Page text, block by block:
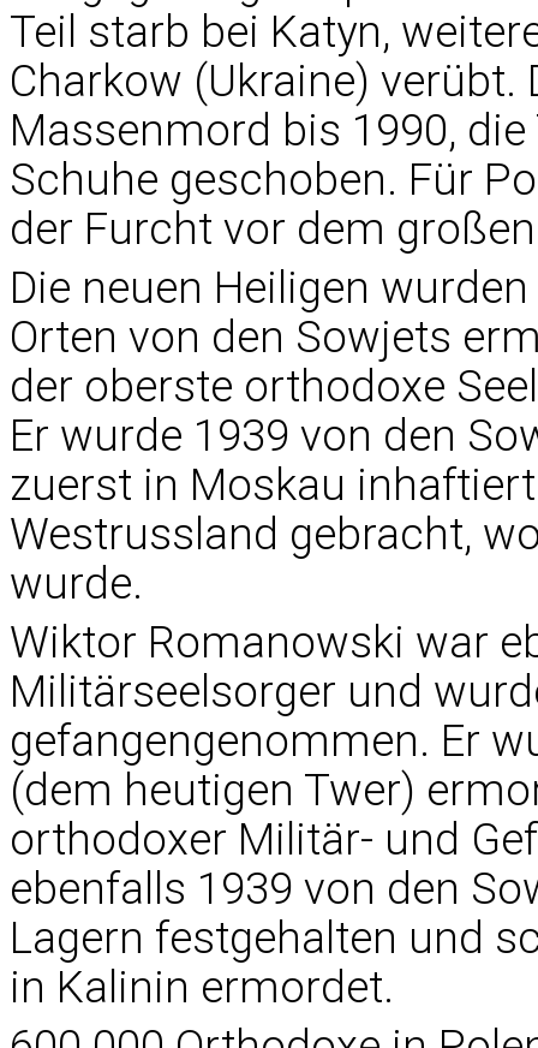
Teil starb bei Katyn,
Charkow (Ukraine)
Massenmord bis 1990,
Schuhe geschoben. Für
der Furcht vor dem
Die neuen Heiligen
Orten von den Sowjets
der oberste orthodoxe
Er wurde 1939 von den
zuerst in Moskau
Westrussland gebracht,
wurde.
Wiktor Romanowski war
Militärseelsorger und
gefangengenommen. Er
(dem heutigen Twer)
orthodoxer Militär- und
ebenfalls 1939 von den
Lagern festgehalten und
in Kalinin ermordet.